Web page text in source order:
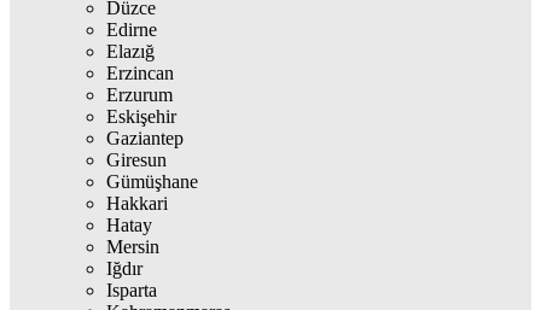
Düzce
Edirne
Elazığ
Erzincan
Erzurum
Eskişehir
Gaziantep
Giresun
Gümüşhane
Hakkari
Hatay
Mersin
Iğdır
Isparta